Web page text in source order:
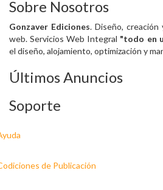
Sobre Nosotros
Gonzaver Ediciones. Diseño,
web. Servicios Web Integral "todo en
el diseño, alojamiento, optimización y
Últimos Anuncios
Soporte
de Publicación